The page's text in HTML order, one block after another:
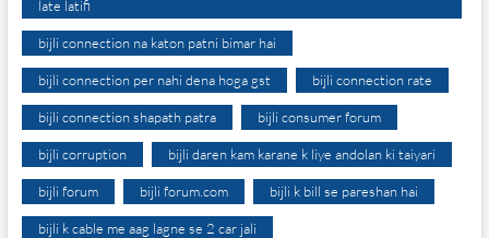
late latifi
bijli connection na katon patni bimar hai
bijli connection per nahi dena hoga gst bijli connection rate
bijli connection shapath patra bijli consumer forum
bijli corruption bijli daren kam karane k liye andolan ki taiyari
bijli forum bijli forum.com bijli k bill se pareshan hai
bijli k cable me aag lagne se 2 car jali